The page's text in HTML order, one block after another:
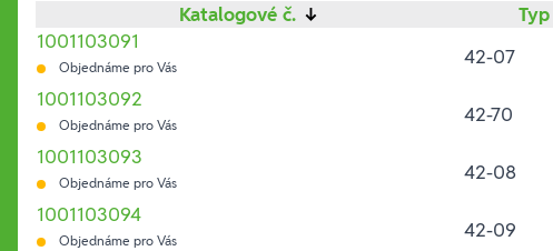
Katalogové č. ↓ Typ
1001103091
Objednáme pro Vás 42-07
1001103092
Objednáme pro Vás 42-70
1001103093
Objednáme pro Vás 42-08
1001103094
Objednáme pro Vás 42-09